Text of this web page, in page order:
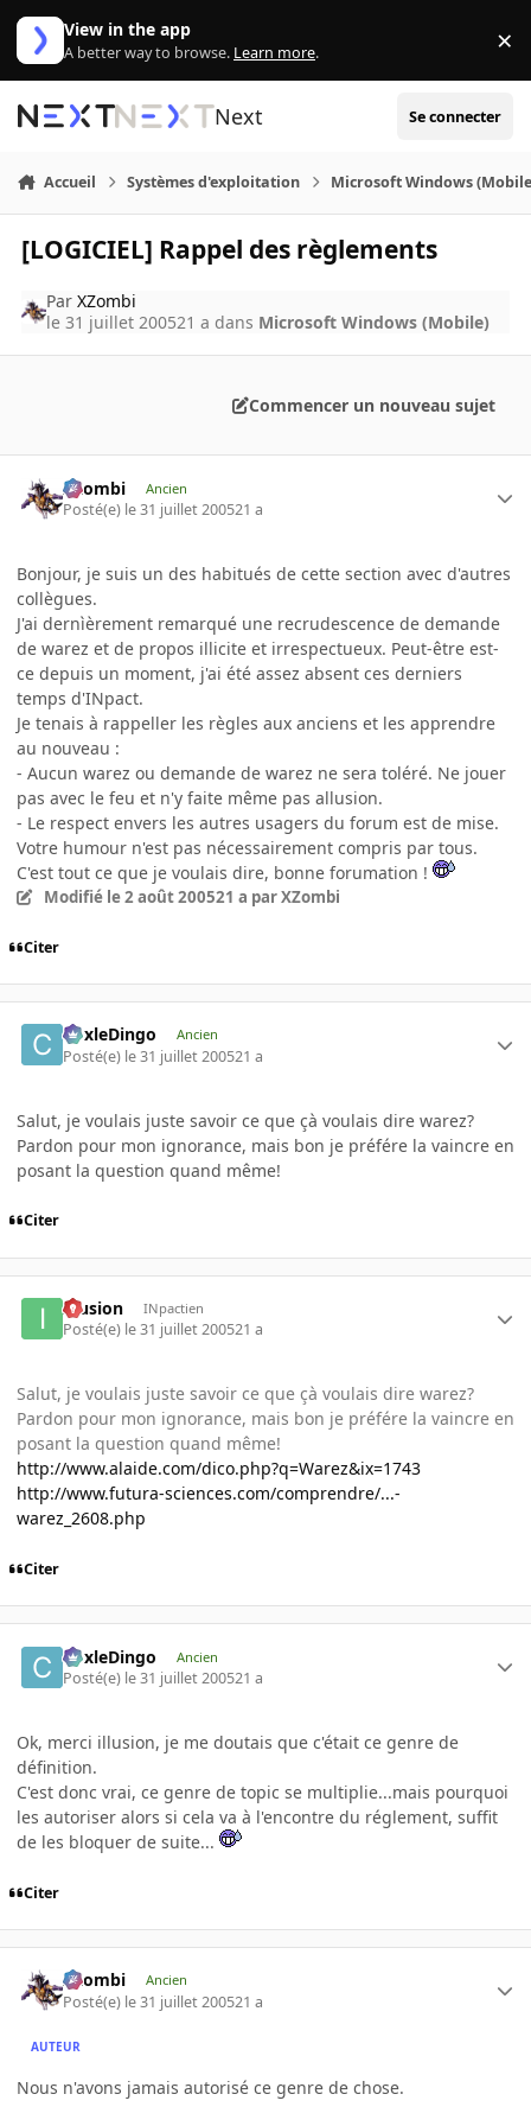
Aller au contenu
View in the app
A better way to browse. Learn more. ×
Next Se connecter
Accueil Systèmes d'exploitation Microsoft Windows
[LOGICIEL] Rappel des règlements
ParXZombi
le 31 juillet 200521 a dans Microsoft Windows (Mobile)
Commencer un nouveau sujet
XZombi Ancien
Posté(e) le 31 juillet 200521 a
Bonjour, je suis un des habitués de cette section avec d'autres
collègues.
J'ai dernìèrement remarqué une recrudescence de demande
de warez et de propos illicite et irrespectueux. Peut-être est-
ce depuis un moment, j'ai été assez absent ces derniers
temps d'INpact.
Je tenais à rappeller les règles aux anciens et les apprendre
au nouveau :
- Aucun warez ou demande de warez ne sera toléré. Ne jouer
pas avec le feu et n'y faite même pas allusion.
- Le respect envers les autres usagers du forum est de mise.
Votre humour n'est pas nécessairement compris par tous.
C'est tout ce que je voulais dire, bonne forumation !
Modifié le 2 août 200521 a par XZombi
Citer
CoxleDingo Ancien
Posté(e) le 31 juillet 200521 a
Salut, je voulais juste savoir ce que çà voulais dire warez?
Pardon pour mon ignorance, mais bon je préfére la vaincre en
posant la question quand même!
Citer
Illusion INpactien
Posté(e) le 31 juillet 200521 a
Salut, je voulais juste savoir ce que çà voulais dire warez?
Pardon pour mon ignorance, mais bon je préfére la vaincre en
posant la question quand même!
http://www.alaide.com/dico.php?q=Warez&ix=1743
http://www.futura-sciences.com/comprendre/...-
warez_2608.php
Citer
CoxleDingo Ancien
Posté(e) le 31 juillet 200521 a
Ok, merci illusion, je me doutais que c'était ce genre de
définition.
C'est donc vrai, ce genre de topic se multiplie...mais pourquoi
les autoriser alors si cela va à l'encontre du réglement, suffit
de les bloquer de suite...
Citer
XZombi Ancien
Posté(e) le 31 juillet 200521 a
AUTEUR
Nous n'avons jamais autorisé ce genre de chose.